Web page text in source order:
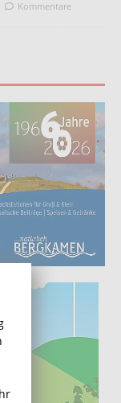
Kommentare